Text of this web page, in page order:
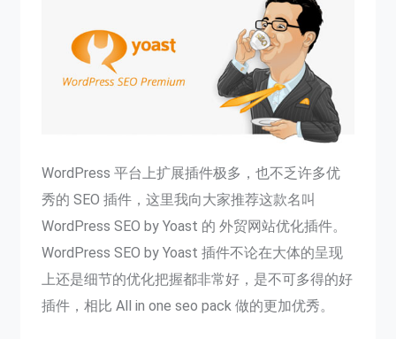
WordPress 平台上扩展插件极多，也不乏许多优
秀的 SEO 插件，这里我向大家推荐这款名叫
WordPress SEO by Yoast 的 外贸网站优化插件。
WordPress SEO by Yoast 插件不论在大体的呈现
上还是细节的优化把握都非常好，是不可多得的好
插件，相比 All in one seo pack 做的更加优秀。